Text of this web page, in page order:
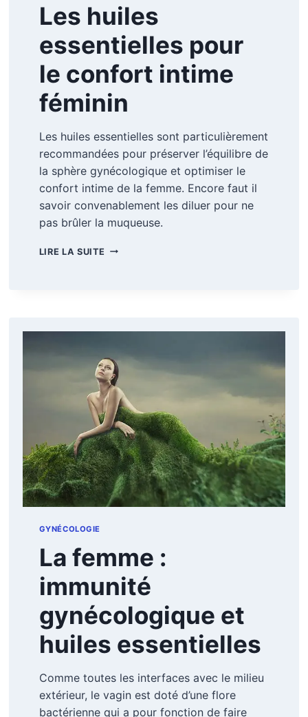
Les huiles
essentielles pour
le confort intime
féminin
Les huiles essentielles sont particulièrement
recommandées pour préserver l’équilibre de
la sphère gynécologique et optimiser le
confort intime de la femme. Encore faut il
savoir convenablement les diluer pour ne
pas brûler la muqueuse.
LIRE LA SUITE LES
INTIME
GYNÉCOLOGIE
La femme :
immunité
gynécologique et
huiles essentielles
Comme toutes les interfaces avec le milieu
extérieur, le vagin est doté d’une flore
bactérienne qui a pour fonction de faire